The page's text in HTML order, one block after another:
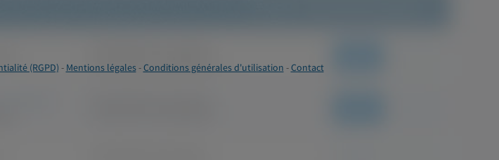
(RGPD) - Mentions légales-Conditions générales d'utilisation -Contact